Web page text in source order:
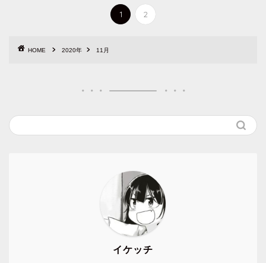
1 2
HOME 2020年 11月
イケッチ